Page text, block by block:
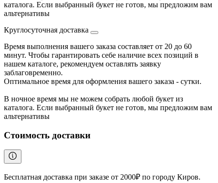
каталога. Если выбранный букет не готов, мы предложим вам
альтернативы
Круглосуточная доставка
Время выполнения вашего заказа составляет от 20 до 60
минут. Чтобы гарантировать себе наличие всех позиций в
нашем каталоге, рекомендуем оставлять заявку
заблаговременно.
Оптимальное время для оформления вашего заказа - сутки.
В ночное время мы не можем собрать любой букет из
каталога. Если выбранный букет не готов, мы предложим вам
альтернативы
Стоимость доставки
Бесплатная доставка при заказе от 2000₽ по городу Киров.